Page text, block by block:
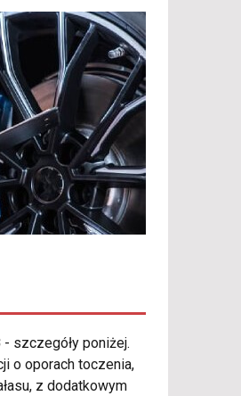
- szczegóły poniżej.
o oporach toczenia,
z dodatkowym